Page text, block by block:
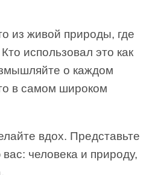
из живой природы, где
использовал это как
о каждом
в самом широком
вдох. Представьте
человека и природу,